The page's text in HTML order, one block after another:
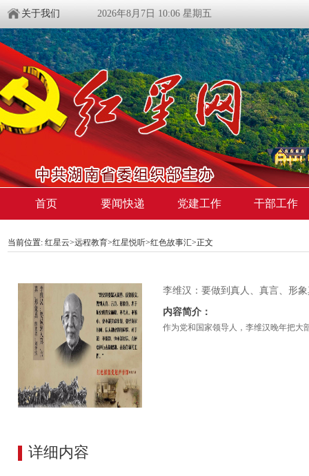
关于我们 2026年8月7日 10:06 星期五
首页 要闻快递 党建工作 干部工作
当前位置: 红星云>远程教育>红星悦听>红色故事汇>正文
李维汉：要做到真人、真言、形
内容简介：
作为党和国家领导人，李维汉晚年把大
详细内容